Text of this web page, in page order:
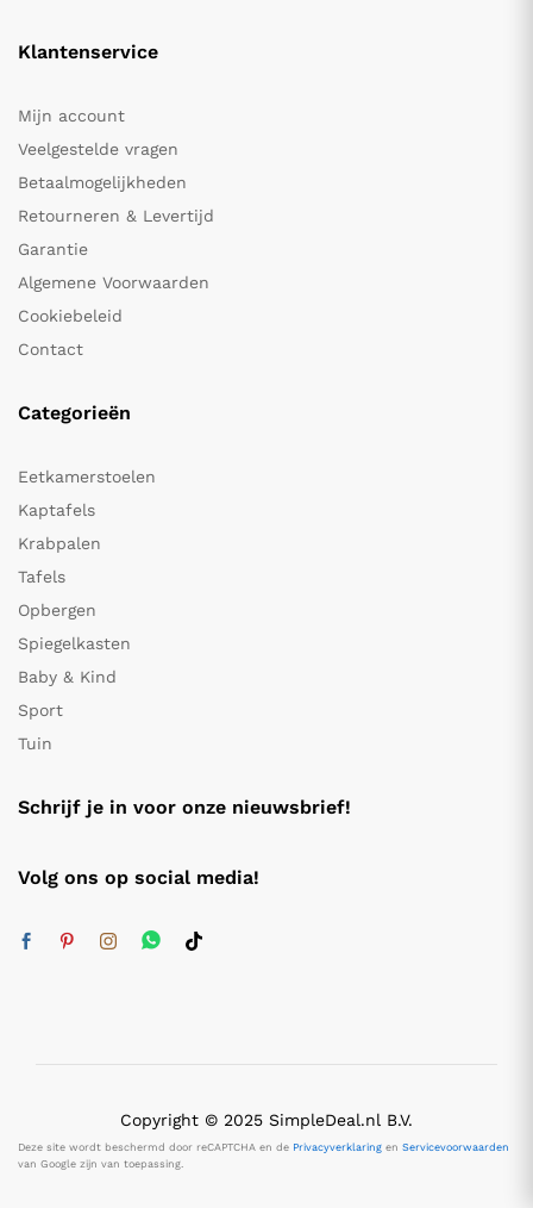
Klantenservice
Mijn account
Veelgestelde vragen
Betaalmogelijkheden
Retourneren & Levertijd
Garantie
Algemene Voorwaarden
Cookiebeleid
Contact
Categorieën
Eetkamerstoelen
Kaptafels
Krabpalen
Tafels
Opbergen
Spiegelkasten
Baby & Kind
Sport
Tuin
Schrijf je in voor onze nieuwsbrief!
Volg ons op social media!
Copyright © 2025 SimpleDeal.nl B.V.
Deze site wordt beschermd door reCAPTCHA en de Privacyverklaring en Servicevoorwaarden
van Google zijn van toepassing.